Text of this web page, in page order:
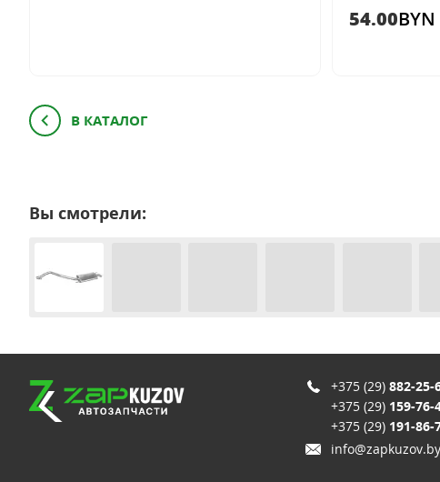
54.00BYN
В КАТАЛОГ
Вы смотрели:
+375 (29) 882-25-
+375 (29) 159-76-
+375 (29) 191-86-
info@zapkuzov.by